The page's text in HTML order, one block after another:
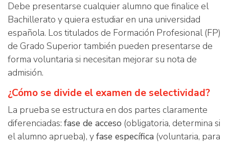
Debe presentarse cualquier alumno que finalice el
Bachillerato y quiera estudiar en una universidad
española. Los titulados de Formación Profesional (FP)
de Grado Superior también pueden presentarse de
forma voluntaria si necesitan mejorar su nota de
admisión.
¿Cómo se divide el examen de selectividad?
La prueba se estructura en dos partes claramente
diferenciadas: fase de acceso (obligatoria, determina si
el alumno aprueba), yfase específica (voluntaria, para